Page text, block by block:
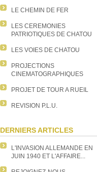
LE CHEMIN DE FER
LES CEREMONIES
PATRIOTIQUES DE CHATOU
LES VOIES DE CHATOU
PROJECTIONS
CINEMATOGRAPHIQUES
PROJET DE TOUR A RUEIL
REVISION P.L.U.
DERNIERS ARTICLES
L'INVASION ALLEMANDE EN
JUIN 1940 ET L'AFFAIRE...